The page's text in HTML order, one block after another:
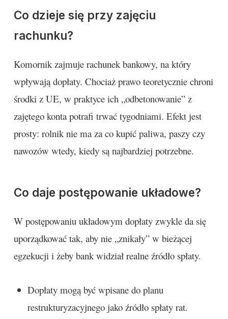
Co dzieje się przy zajęciu
rachunku?
Komornik zajmuje rachunek bankowy, na który
wpływają dopłaty. Chociaż prawo teoretycznie chroni
środki z UE, w praktyce ich „odbetonowanie” z
zajętego konta potrafi trwać tygodniami. Efekt jest
prosty: rolnik nie ma za co kupić paliwa, paszy czy
nawozów wtedy, kiedy są najbardziej potrzebne.
Co daje postępowanie układowe?
W postępowaniu układowym dopłaty zwykle da się
uporządkować tak, aby nie „znikały” w bieżącej
egzekucji i żeby bank widział realne źródło spłaty.
Dopłaty mogą być wpisane do planu
restrukturyzacyjnego jako źródło spłaty rat.